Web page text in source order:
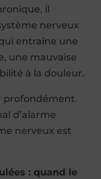
il
nerveux
entraîne une
une mauvaise
à la douleur.
profondément.
d’alarme
nerveux est
: quand le